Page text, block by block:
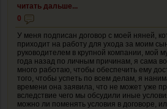
читать дальше...
0
У меня подписан договор с моей няней,
приходит на работу для ухода за моим
руководителем в крупной компании, мой
года назад по личным причинам, я сама
много работаю, чтобы обеспечить ему
того, чтобы успеть по всем делам, я
времени она заявила, что не может уже
вследствие чего мы обсудили иные
можно ли поменять условия в договоре,